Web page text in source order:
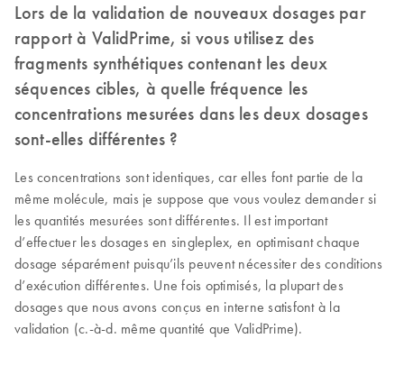
Lors de la validation de nouveaux dosages par
rapport à ValidPrime, si vous utilisez des
fragments synthétiques contenant les deux
séquences cibles, à quelle fréquence les
concentrations mesurées dans les deux dosages
sont-elles différentes ?
Les concentrations sont identiques, car elles font partie de la
même molécule, mais je suppose que vous voulez demander si
les quantités mesurées sont différentes. Il est important
d’effectuer les dosages en singleplex, en optimisant chaque
dosage séparément puisqu’ils peuvent nécessiter des conditions
d’exécution différentes. Une fois optimisés, la plupart des
dosages que nous avons conçus en interne satisfont à la
validation (c.-à-d. même quantité que ValidPrime).